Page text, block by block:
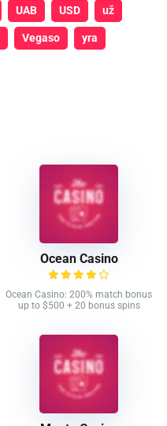
UAB USD už
Vegaso yra
Ocean Casino
Ocean Casino: 200% match bonus
up to $500 + 20 bonus spins